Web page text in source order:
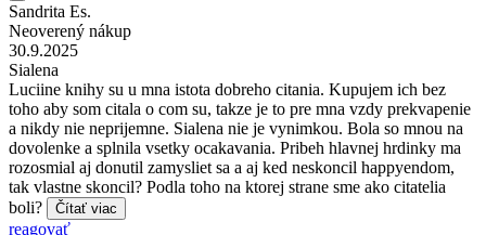
Sandrita Es.
Neoverený nákup
30.9.2025
Sialena
Luciine knihy su u mna istota dobreho citania. Kupujem ich bez
toho aby som citala o com su, takze je to pre mna vzdy prekvapenie
a nikdy nie neprijemne. Sialena nie je vynimkou. Bola so mnou na
dovolenke a splnila vsetky ocakavania. Pribeh hlavnej hrdinky ma
rozosmial aj donutil zamysliet sa a aj ked neskoncil happyendom,
tak vlastne skoncil? Podla toho na ktorej strane sme ako citatelia
boli?
Čítať viac
reagovať